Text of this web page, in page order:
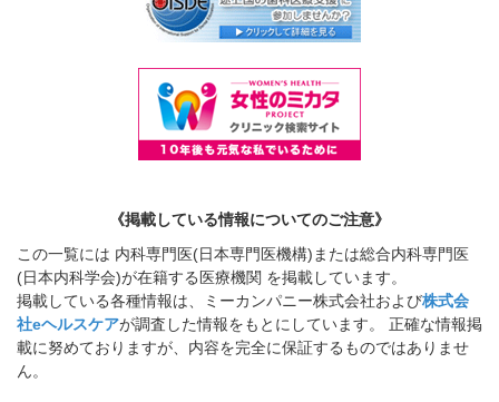
《掲載している情報についてのご注意》
この一覧には 内科専門医(日本専門医機構)または総合内科専門医
(日本内科学会)が在籍する医療機関 を掲載しています。
掲載している各種情報は、ミーカンパニー株式会社および株式会
社eヘルスケアが調査した情報をもとにしています。 正確な情報掲
載に努めておりますが、内容を完全に保証するものではありませ
ん。